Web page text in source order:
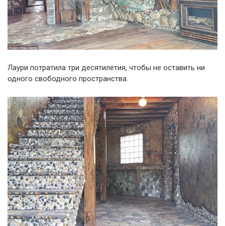
Лаури потратила три десятилетия, чтобы не оставить ни
одного свободного пространства.